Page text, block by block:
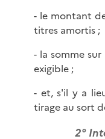
- le montant
titres amortis ;
- la somme
exigible ;
- et, s'il y a
tirage au sort
2°